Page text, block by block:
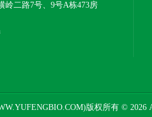
岭二路7号、9号A栋473房
版权所有 © 2026